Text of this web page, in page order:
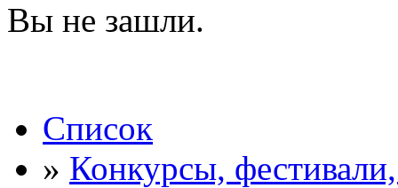
Вы не зашли.
Список
» Конкурсы,